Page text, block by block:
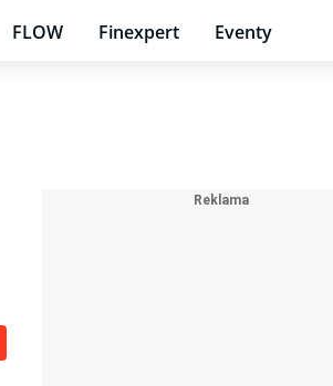
FLOW Finexpert Eventy